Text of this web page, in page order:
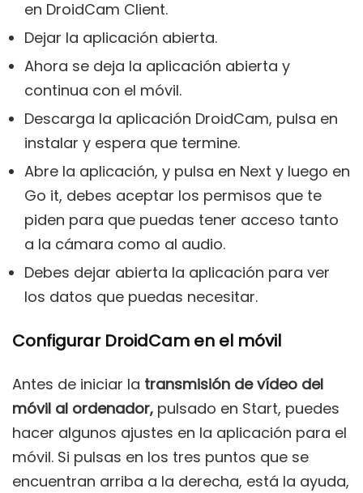
en DroidCam Client.
Dejar la aplicación abierta.
Ahora se deja la aplicación abierta y
continua con el móvil.
Descarga la aplicación DroidCam, pulsa en
instalar y espera que termine.
Abre la aplicación, y pulsa en Next y luego en
Go it, debes aceptar los permisos que te
piden para que puedas tener acceso tanto
a la cámara como al audio.
Debes dejar abierta la aplicación para ver
los datos que puedas necesitar.
Configurar DroidCam en el móvil
Antes de iniciar la transmisión de vídeo del
móvil al ordenador, pulsado en Start, puedes
hacer algunos ajustes en la aplicación para el
móvil. Si pulsas en los tres puntos que se
encuentran arriba a la derecha, está la ayuda,